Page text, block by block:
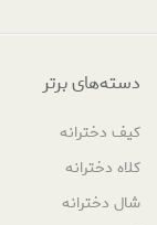
دسته‌های برتر
کیف دخترانه
کلاه دخترانه
شال دخترانه